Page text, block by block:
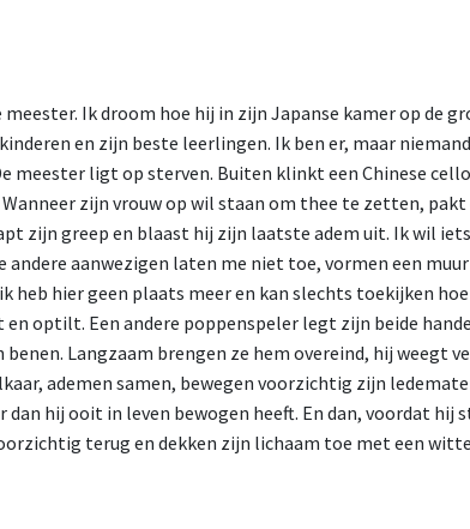
meester. Ik droom hoe hij in zijn Japanse kamer op de
en zijn beste leerlingen. Ik ben er, maar
meester ligt op sterven. Buiten klinkt een Chinese
zijn vrouw op wil staan om thee te zetten,
zijn greep en blaast hij zijn laatste adem uit. Ik wil
andere aanwezigen laten me niet toe, vormen een
heb hier geen plaats meer en kan slechts toekijken hoe
en optilt. Een andere poppenspeler legt zijn beide
benen. Langzaam brengen ze hem overeind, hij weegt
ademen samen, bewegen voorzichtig zijn
dan hij ooit in leven bewogen heeft. En dan, voordat hij
terug en dekken zijn lichaam toe met een